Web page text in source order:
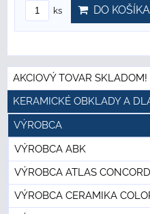
ks DO KOŠÍKA
AKCIOVÝ TOVAR SKLADOM!
KERAMICKÉ OBKLADY A
VÝROBCA
VÝROBCA ABK
VÝROBCA ATLAS
VÝROBCA CERAMIKA